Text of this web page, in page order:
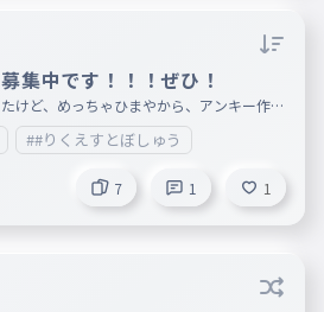
集中です！！！ぜひ！
けど、めっちゃひまやから、アンキー作成
クエストとか色々くれると嬉しいです ぜ
##りくえすとぼしゅう
7 1 1